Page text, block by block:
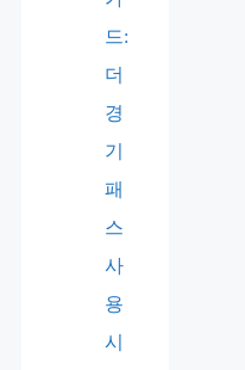
드:
더
경
기
패
스
사
용
시